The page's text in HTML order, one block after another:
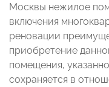
Москвы нежилое
включения
реновации
приобретение
помещения,
сохраняется в